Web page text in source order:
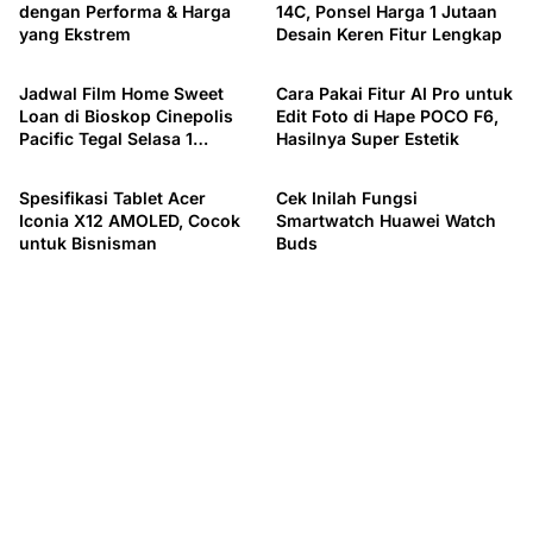
dengan Performa & Harga
yang Ekstrem
14C, Ponsel Harga 1 Jutaan
Desain Keren Fitur Lengkap
Hiburan
Jadwal Film Home Sweet
Loan di Bioskop Cinepolis
Pacific Tegal Selasa 1
Tekno
Cara Pakai Fitur AI Pro untuk
Edit Foto di Hape POCO F6,
Hasilnya Super Estetik
Tekno
Spesifikasi Tablet Acer
Iconia X12 AMOLED, Cocok
untuk Bisnisman
Berita Utama
Cek Inilah Fungsi
Smartwatch Huawei Watch
Buds